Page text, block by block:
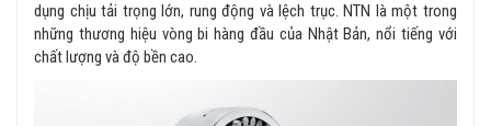
dụng chịu tải trọng lớn, rung động và lệch trục. NTN là một trong
những thương hiệu vòng bi hàng đầu của Nhật Bản, nổi tiếng với
chất lượng và độ bền cao.